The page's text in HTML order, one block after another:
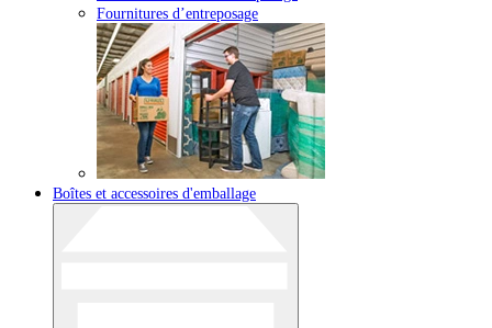
Fournitures d’entreposage
Boîtes et accessoires d'emballage